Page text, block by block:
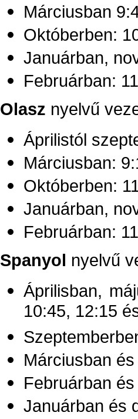
Márciusban
Októberben:
Januárban,
Februárban:
Olasz nyelvű
Áprilistól
Márciusban:
Októberben:
Januárban,
Februárban:
Spanyol nyelvű
Áprilisban,
10:45, 12:15
Márciusban
Februárban
Januárban és